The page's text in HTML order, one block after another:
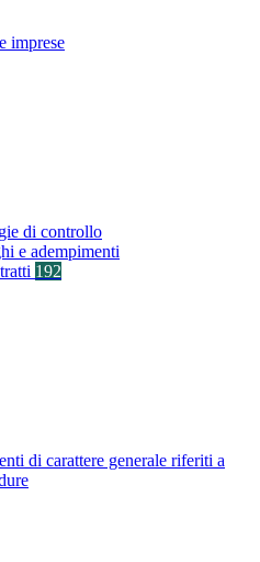
imprese
di controllo
e adempimenti
192
di carattere generale riferiti a